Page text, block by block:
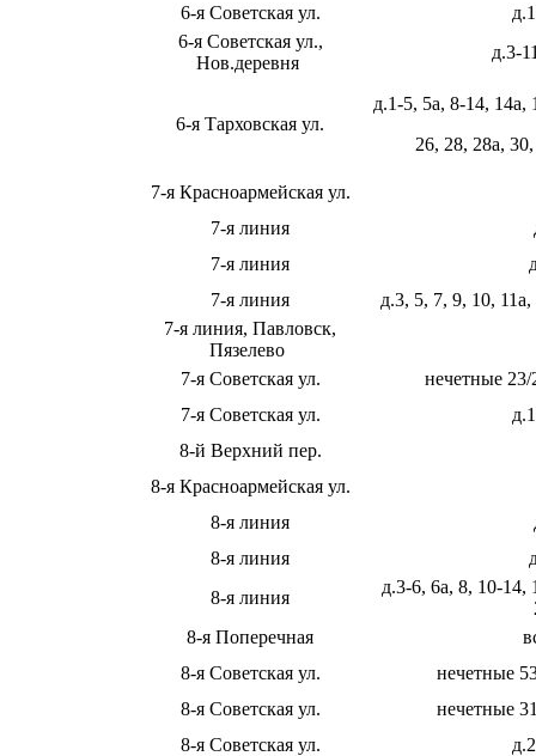
6-я Советская ул.
6-я Советская ул.,
Нов.деревня
д.3-
6-я Тарховская ул.
д.1-5, 5а, 8-14, 14а,
26, 28, 28а,
7-я Красноармейская ул.
7-я линия
7-я линия
7-я линия
д.3, 5, 7, 9, 10,
7-я линия, Павловск,
Пязелево
7-я Советская ул.
нечетные
7-я Советская ул.
8-й Верхний пер.
8-я Красноармейская ул.
8-я линия
8-я линия
8-я линия
д.3-6, 6а, 8, 10-14,
8-я Поперечная
8-я Советская ул.
нечетные
8-я Советская ул.
нечетные
8-я Советская ул.